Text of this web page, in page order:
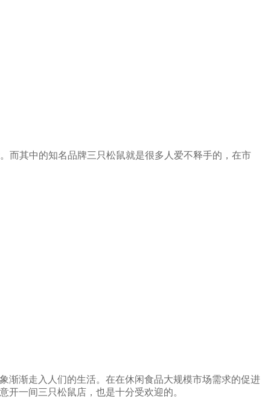
而其中的知名品牌三只松鼠就是很多人爱不释手的，在市
渐走入人们的生活。在在休闲食品大规模市场需求的促进
一间三只松鼠店，也是十分受欢迎的。